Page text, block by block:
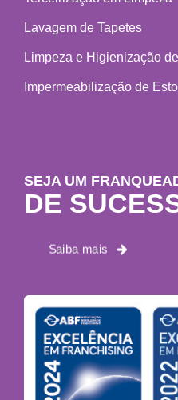
Lavagem de Tapetes
Limpeza e Higienização
Impermeabilização de
SEJA UM
DE
Saiba mais